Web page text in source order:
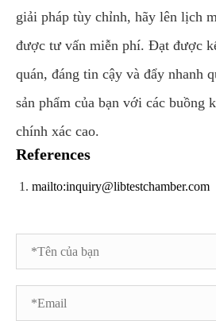
giải pháp tùy chỉnh, hãy lên lịch
được tư vấn miễn phí. Đạt được
quán, đáng tin cậy và đẩy nhanh
sản phẩm của bạn với các buồng
chính xác cao.
References
mailto:inquiry@libtestchamber.com